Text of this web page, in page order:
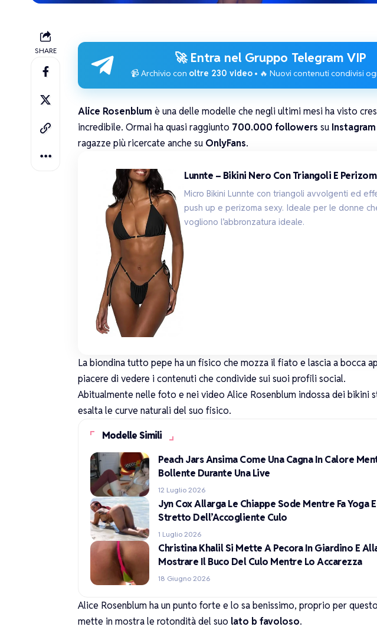
SHARE 🚀 Entra nel Gruppo Telegram VIP
📹 Archivio con oltre 230 video• 🔥 Nuovi contenuti condivisi
Alice Rosenblum è una delle modelle che negli ultimi mesi ha visto
incredibile. Ormai ha quasi raggiunto 700.000 followers su Instagram
ragazze più ricercate anche su OnlyFans.
Lunnte – Bikini Nero Con Triangoli E
Micro Bikini Lunnte con triangoli avvolgenti ed
push up e perizoma sexy. Ideale per le donne
vogliono l’abbronzatura ideale.
Labiondinatutto pepe ha un fisico che mozza il fiato e lascia a bocca
piacere di vedere i contenuti che condivide sui suoi profili social.
Abitualmente nelle foto e nei video Alice Rosenblum indossa deibikini
esalta le curve naturali del suo fisico.
Modelle Simili
Peach Jars Ansima Come Una Cagna In Calore
Bollente Durante Una Live
12 Luglio 2026
Jyn Cox Allarga Le Chiappe Sode Mentre Fa Yoga
Stretto Dell’Accogliente Culo
1 Luglio 2026
Christina Khalil Si Mette A Pecora In Giardino E
Mostrare Il Buco Del Culo Mentre Lo Accarezza
18 Giugno 2026
Alice Rosenblum ha un punto forte e lo sa benissimo, proprio per
mette in mostra le rotondità del suo lato b favoloso.